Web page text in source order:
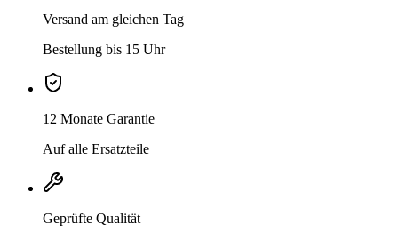
Versand am gleichen Tag
Bestellung bis 15 Uhr
12 Monate Garantie
Auf alle Ersatzteile
Geprüfte Qualität